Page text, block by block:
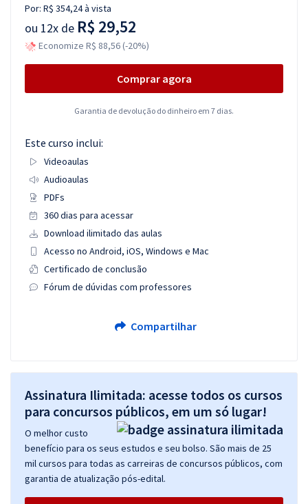
Por: R$ 354,24à vista
ou 12x de R$ 29,52
Economize R$ 88,56 (-20%)
Comprar agora
Garantia de devolução do dinheiro em 7 dias.
Este curso inclui:
Videoaulas
Audioaulas
PDFs
360 dias para acessar
Download ilimitado das aulas
Acesso no Android, iOS, Windows e Mac
Certificado de conclusão
Fórum de dúvidas com professores
Compartilhar
Assinatura Ilimitada: acesse todos os cursos
para concursos públicos, em um só lugar!
O melhor custo
benefício para os seus estudos e seu bolso. São mais de 25
mil cursos para todas as carreiras de concursos públicos, com
garantia de atualização pós-edital.